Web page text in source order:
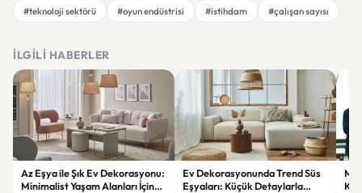
#teknoloji sektörü
#oyun endüstrisi #istihdam #çalışan sayısı
İLGILI HABERLER
Az Eşya ile Şık Ev Dekorasyonu:
Minimalist Yaşam Alanları İçin
Ev Dekorasyonunda Trend Süs
Eşyaları: Küçük Detaylarla